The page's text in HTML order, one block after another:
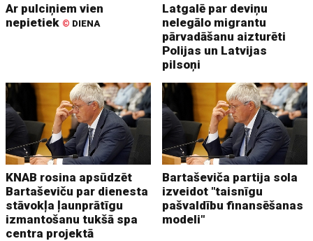
Ar pulciņiem vien
nepietiek © DIENA
Latgalē par deviņu
nelegālo migrantu
pārvadāšanu aizturēti
Polijas un Latvijas
pilsoņi
KNAB rosina apsūdzēt
Bartaševiču par dienesta
stāvokļa ļaunprātīgu
izmantošanu tukšā spa
centra projektā
Bartaševiča partija sola
izveidot "taisnīgu
pašvaldību finansēšanas
modeli"